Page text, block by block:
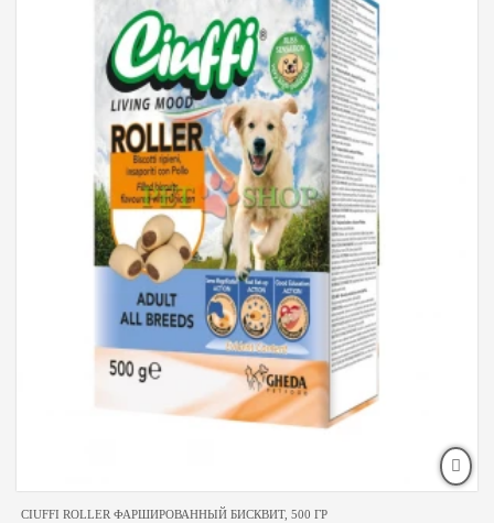
CIUFFI ROLLER ФАРШИРОВАННЫЙ БИСКВИТ, 500 ГР